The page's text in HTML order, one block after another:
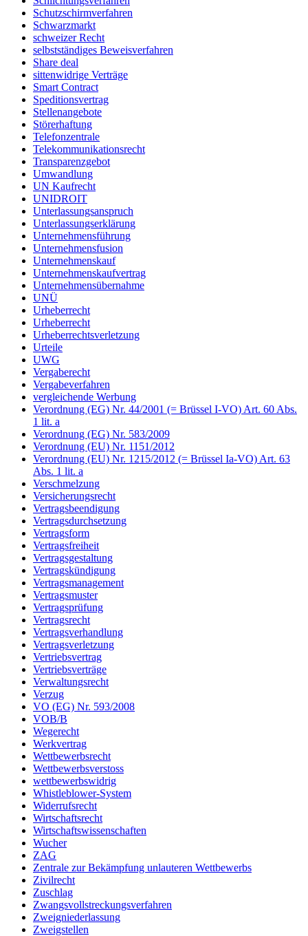
Schutzschirmverfahren
Schwarzmarkt
schweizer Recht
selbstständiges Beweisverfahren
Share deal
sittenwidrige Verträge
Smart Contract
Speditionsvertrag
Stellenangebote
Störerhaftung
Telefonzentrale
Telekommunikationsrecht
Transparenzgebot
Umwandlung
UN Kaufrecht
UNIDROIT
Unterlassungsanspruch
Unterlassungserklärung
Unternehmensführung
Unternehmensfusion
Unternehmenskauf
Unternehmenskaufvertrag
Unternehmensübernahme
UNÜ
Urheberrecht
Urheberrecht
Urheberrechtsverletzung
Urteile
UWG
Vergaberecht
Vergabeverfahren
vergleichende Werbung
Verordnung (EG) Nr. 44/2001 (= Brüssel I-VO) Art. 60 Abs.
1 lit. a
Verordnung (EG) Nr. 583/2009
Verordnung (EU) Nr. 1151/2012
Verordnung (EU) Nr. 1215/2012 (= Brüssel Ia-VO) Art. 63
Abs. 1 lit. a
Verschmelzung
Versicherungsrecht
Vertragsbeendigung
Vertragsdurchsetzung
Vertragsform
Vertragsfreiheit
Vertragsgestaltung
Vertragskündigung
Vertragsmanagement
Vertragsmuster
Vertragsprüfung
Vertragsrecht
Vertragsverhandlung
Vertragsverletzung
Vertriebsvertrag
Vertriebsverträge
Verwaltungsrecht
Verzug
VO (EG) Nr. 593/2008
VOB/B
Wegerecht
Werkvertrag
Wettbewerbsrecht
Wettbewerbsverstoss
wettbewerbswidrig
Whistleblower-System
Widerrufsrecht
Wirtschaftsrecht
Wirtschaftswissenschaften
Wucher
ZAG
Zentrale zur Bekämpfung unlauteren Wettbewerbs
Zivilrecht
Zuschlag
Zwangsvollstreckungsverfahren
Zweigniederlassung
Zweigstellen